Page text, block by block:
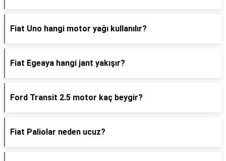
Fiat Uno hangi motor yağı kullanılır?
Fiat Egeaya hangi jant yakışır?
Ford Transit 2.5 motor kaç beygir?
Fiat Paliolar neden ucuz?